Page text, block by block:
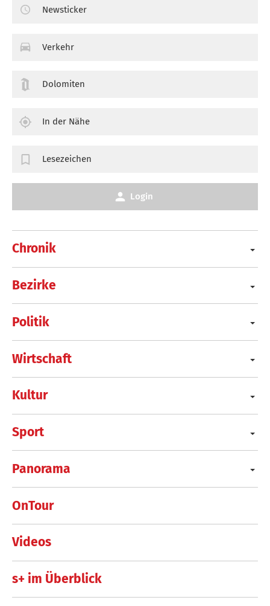
Chronik
Bezirke
Politik
Wirtschaft
Kultur
Sport
Panorama
OnTour
Videos
s+ im Überblick
Newsticker
Verkehr
Dolomiten
In der Nähe
Lesezeichen
Login